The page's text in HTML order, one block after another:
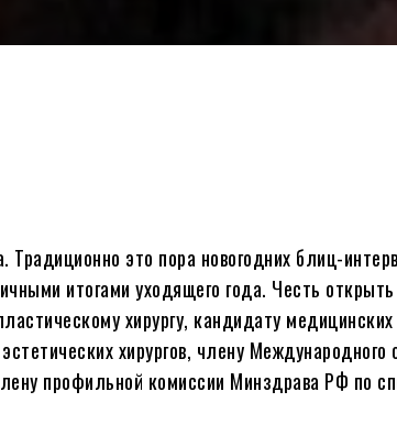
Традиционно это пора новогодних блиц-
итогами уходящего года. Честь
хирургу, кандидату
хирургов, члену
профильной комиссии Минздрава РФ по